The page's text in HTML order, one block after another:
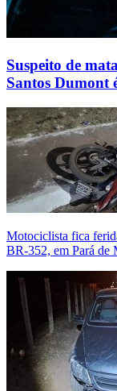
Suspeito de
Santos Dumont
Motociclista fica
BR-352, em Pará de